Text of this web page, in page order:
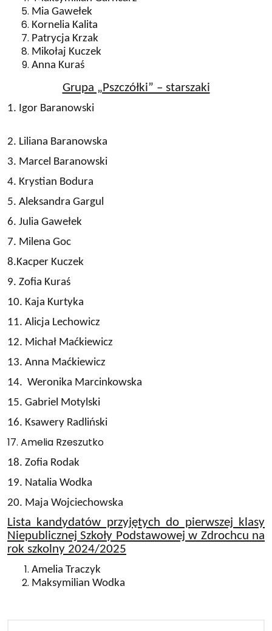
Mia Gawełek
Kornelia Kalita
Patrycja Krzak
Mikołaj Kuczek
Anna Kuraś
Grupa „Pszczółki” – starszaki
1. Igor Baranowski
2. Liliana Baranowska
3. Marcel Baranowski
4. Krystian Bodura
5. Aleksandra Gargul
6. Julia Gawełek
7. Milena Goc
8.Kacper Kuczek
9. Zofia Kuraś
10. Kaja Kurtyka
11. Alicja Lechowicz
12. Michał Maćkiewicz
13. Anna Maćkiewicz
14. Weronika Marcinkowska
15. Gabriel Motylski
16. Ksawery Radliński
17. Amelia Rzeszutko
18. Zofia Rodak
19. Natalia Wodka
20. Maja Wojciechowska
Lista kandydatów przyjętych do pierwszej klasy
Niepublicznej Szkoły Podstawowej w Zdrochcu na
rok szkolny 2024/2025
Amelia Traczyk
Maksymilian Wodka